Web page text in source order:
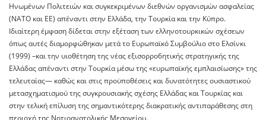
Ηνωμένων Πολιτειών και συγκεκριμένων διεθνών οργανισμών ασφαλείας
(ΝΑΤΟ και ΕΕ) απέναντι στην Ελλάδα, την Τουρκία και την Κύπρο.
Ιδιαίτερη έμφαση δίδεται στην εξέταση των ελληνοτουρκικών σχέσεων
όπως αυτές διαμορφώθηκαν μετά το Ευρωπαϊκό Συμβούλιο στο Ελσίνκι
(1999) –και την υιοθέτηση της νέας εξισορρο6ητικής στρατηγικής της
Ελλάδας απέναντι στην Τουρκία μέσω της «ευρωπαϊκής εμπλαισίωσης» της
τελευταίας— καθώς και στις προϋποθέσεις και δυνατότητες ουσιαστικού
μετασχηματισμού της συγκρουσιακής σχέσης Ελλάδας και Τουρκίας και
στην τελική επίλυση της σημαντικότερης διακρατικής αντιπαράθεσης στη